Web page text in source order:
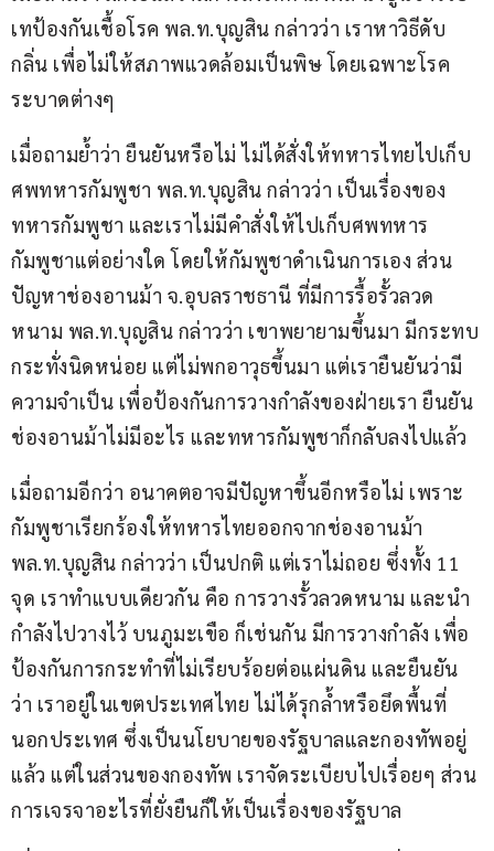
เทป้องกันเชื้อโรค พล.ท.บุญสิน กล่าวว่า เราหาวิธีดับ
กลิ่น เพื่อไม่ให้สภาพแวดล้อมเป็นพิษ โดยเฉพาะโรค
ระบาดต่างๆ
เมื่อถามย้ำว่า ยืนยันหรือไม่ ไม่ได้สั่งให้ทหารไทยไปเก็บ
ศพทหารกัมพูชา พล.ท.บุญสิน กล่าวว่า เป็นเรื่องของ
ทหารกัมพูชา และเราไม่มีคำสั่งให้ไปเก็บศพทหาร
กัมพูชาแต่อย่างใด โดยให้กัมพูชาดำเนินการเอง ส่วน
ปัญหาช่องอานม้า จ.อุบลราชธานี ที่มีการรื้อรั้วลวด
หนาม พล.ท.บุญสิน กล่าวว่า เขาพยายามขึ้นมา มีกระทบ
กระทั่งนิดหน่อย แต่ไม่พกอาวุธขึ้นมา แต่เรายืนยันว่ามี
ความจำเป็น เพื่อป้องกันการวางกำลังของฝ่ายเรา ยืนยัน
ช่องอานม้าไม่มีอะไร และทหารกัมพูชาก็กลับลงไปแล้ว
เมื่อถามอีกว่า อนาคตอาจมีปัญหาขึ้นอีกหรือไม่ เพราะ
กัมพูชาเรียกร้องให้ทหารไทยออกจากช่องอานม้า
พล.ท.บุญสิน กล่าวว่า เป็นปกติ แต่เราไม่ถอย ซึ่งทั้ง 11
จุด เราทำแบบเดียวกัน คือ การวางรั้วลวดหนาม และนำ
กำลังไปวางไว้ บนภูมะเขือ ก็เช่นกัน มีการวางกำลัง เพื่อ
ป้องกันการกระทำที่ไม่เรียบร้อยต่อแผ่นดิน และยืนยัน
ว่า เราอยู่ในเขตประเทศไทย ไม่ได้รุกล้ำหรือยึดพื้นที่
นอกประเทศ ซึ่งเป็นนโยบายของรัฐบาลและกองทัพอยู่
แล้ว แต่ในส่วนของกองทัพ เราจัดระเบียบไปเรื่อยๆ ส่วน
การเจรจาอะไรที่ยั่งยืนก็ให้เป็นเรื่องของรัฐบาล